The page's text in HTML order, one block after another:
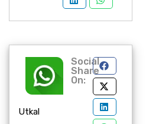
Utkal
Social
Share
On: